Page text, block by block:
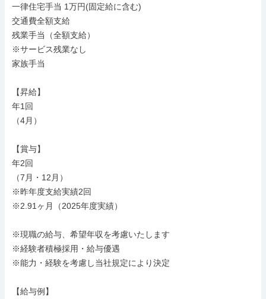
一律住宅手当 1万円(固定給に含む)
交通費全額支給
残業手当（全額支給）
※サービス残業なし
家族手当
【昇給】
年1回
（4月）
【賞与】
年2回
（7月・12月）
※昨年度支給実績2回
※2.91ヶ月（2025年度実績）
※現職の給与、希望年収を考慮いたします
※経験者積極採用・給与優遇
※能力・経験を考慮し当社規定により決定
【給与例】